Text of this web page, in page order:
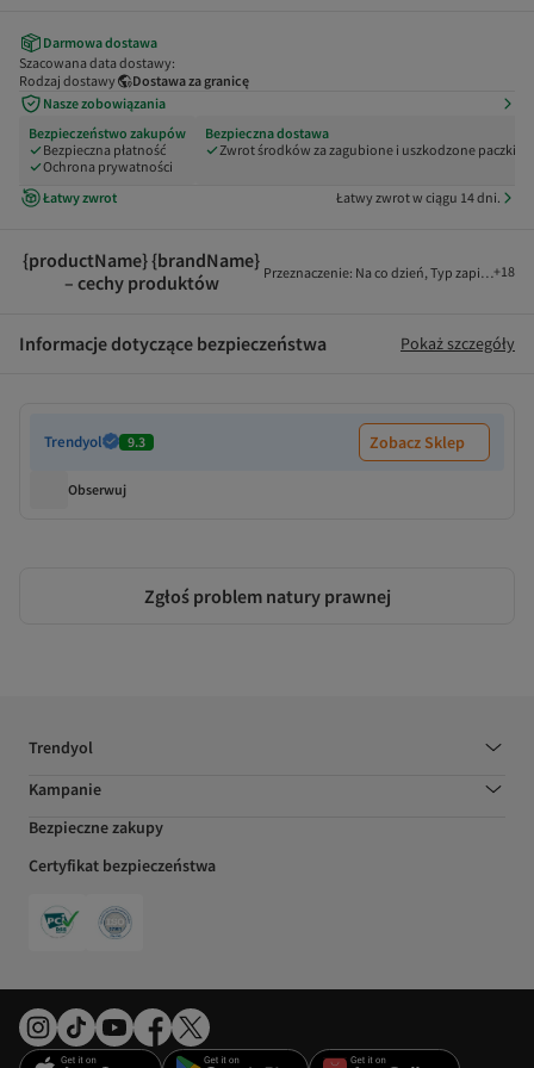
Darmowa dostawa
Szacowana data dostawy:
Rodzaj dostawy
Dostawa za granicę
Nasze zobowiązania
Bezpieczeństwo zakupów
Bezpieczna płatność
Ochrona prywatności
Bezpieczna dostawa
Zwrot środków za zagubione i uszkodzone paczki
Łatwy zwrot Łatwy zwrot w ciągu 14 dni.
{productName} {brandName}
– cechy produktów
Przeznaczenie: Na co dzień,Typ zapięcia:
+18
Informacje dotyczące bezpieczeństwa Pokaż szczegóły
Trendyol 9.3 Zobacz Sklep
Obserwuj
Zgłoś problem natury prawnej
Trendyol
Kampanie
Bezpieczne zakupy
Certyfikat bezpieczeństwa